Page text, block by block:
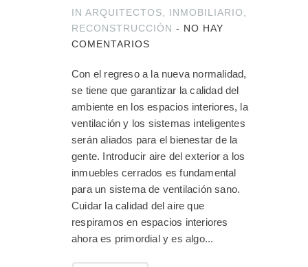
IN ARQUITECTOS, INMOBILIARIO,
RECONSTRUCCIÓN - NO HAY
COMENTARIOS
Con el regreso a la nueva normalidad,
se tiene que garantizar la calidad del
ambiente en los espacios interiores, la
ventilación y los sistemas inteligentes
serán aliados para el bienestar de la
gente. Introducir aire del exterior a los
inmuebles cerrados es fundamental
para un sistema de ventilación sano.
Cuidar la calidad del aire que
respiramos en espacios interiores
ahora es primordial y es algo...